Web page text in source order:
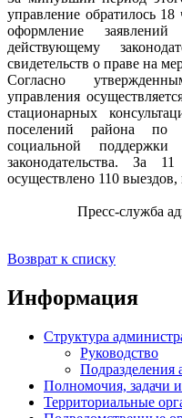
управление обратилось
оформление
действующему
свидетельств о праве на
Согласно
управления
стационарных
поселений района по
социальной
законодательства. За
осуществлено 110
Пресс-служба
Возврат к списку
Информация
Структура
Руководство
Подразделения
Полномочия, задачи
Территориальные